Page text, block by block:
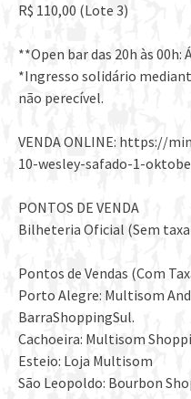
R$ 110,00 (Lote 3)
**Open bar das 20h às 00h:
*Ingresso solidário
não perecível.
VENDA ONLINE: https://
10-wesley-safado-1-
PONTOS DE VENDA
Bilheteria Oficial (Sem
Pontos de Vendas (Com
Porto Alegre: Multisom
BarraShoppingSul.
Cachoeira: Multisom
Esteio: Loja Multisom
São Leopoldo: Bourbon